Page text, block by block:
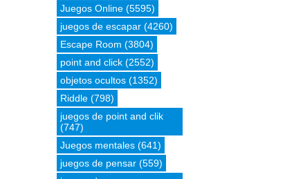
Juegos Online (5595)
juegos de escapar (4260)
Escape Room (3804)
point and click (2552)
objetos ocultos (1352)
Riddle (798)
juegos de point and clik
(747)
Juegos mentales (641)
juegos de pensar (559)